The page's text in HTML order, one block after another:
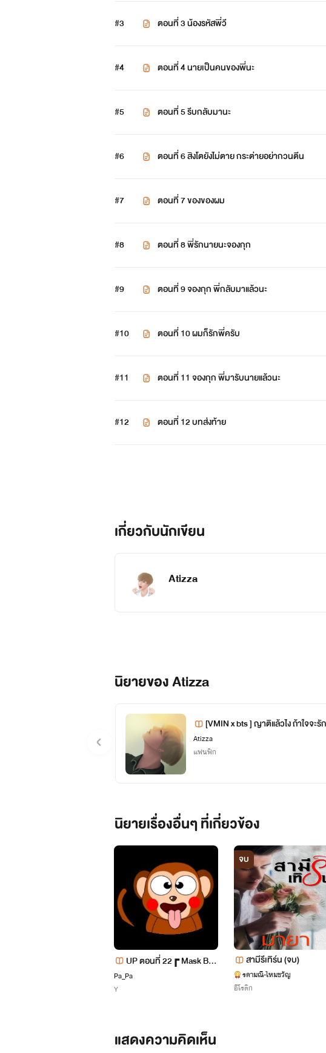
น้องเทค จีมิน
#3 ตอนที่ 3 น้องรหัสพี่วี
#4 ตอนที่ 4 นายเป็นคนของพี่นะ
#5 ตอนที่ 5 รีบกลับมานะ
#6 ตอนที่ 6 สิงโตยังไม่ตาย กระต่ายอย่ากวนตีน
#7 ตอนที่ 7 ของของผม
#8 ตอนที่ 8 พี่รักนายนะจองกุก
#9 ตอนที่ 9 จองกุก พี่กลับมาแล้วนะ
#10 ตอนที่ 10 ผมก็รักพี่ครับ
#11 ตอนที่ 11 จองกุก พี่มารับนายแล้วนะ
#12 ตอนที่ 12 บทส่งท้าย
เกี่ยวกับนักเขียน
Atizza
นิยายของ Atizza
[VMIN x bts ] ญาติแล้วไง ถ้าใจจะรัก
Atizza
แฟนฟิก
นิยายเรื่องอื่นๆ ที่เกี่ยวข้อง
UP ตอนที่ 22┏ Mask Boy
ฝรั่งจ๋ากับลิงน้อยข้างบ้าน
Pa_Pa
Y
จบ
สามีรีเทิร์น (จบ)
รดามณี-ไหมขวัญ
อีโรติก
แสดงความคิดเห็น